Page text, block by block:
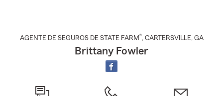
AGENTE DE SEGUROS DE STATE FARM®, CARTERSVILLE, GA
Brittany Fowler